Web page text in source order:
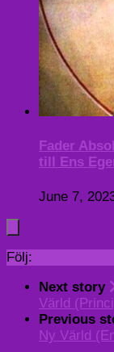
Fader
till Ens
June 7,
Följ:
Next story
Värld
Previous
Ny Värld